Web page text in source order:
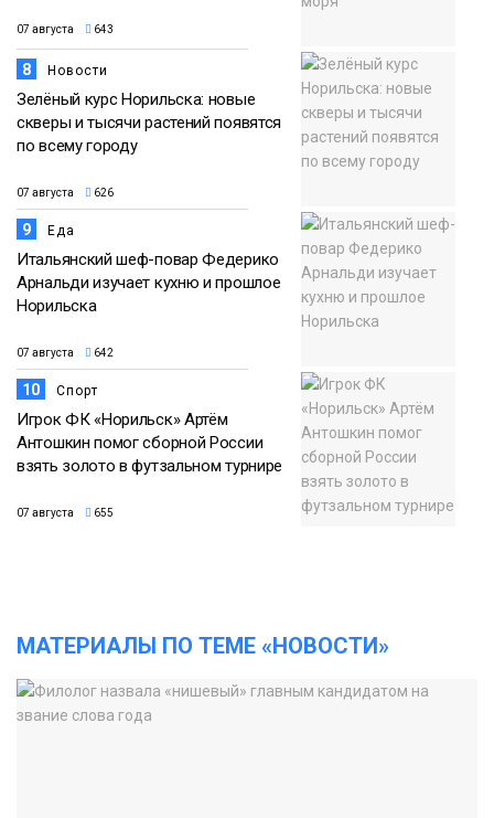
07 августа 643
8 Новости
Зелёный курс Норильска: новые
скверы и тысячи растений появятся
по всему городу
07 августа 626
9 Еда
Итальянский шеф-повар Федерико
Арнальди изучает кухню и прошлое
Норильска
07 августа 642
10 Спорт
Игрок ФК «Норильск» Артём
Антошкин помог сборной России
взять золото в футзальном турнире
07 августа 655
МАТЕРИАЛЫ ПО ТЕМЕ «НОВОСТИ»